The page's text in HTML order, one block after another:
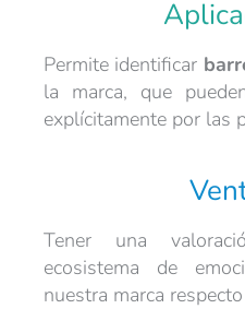
Permite identificar
la marca, que
explícitamente por las
Tener una
ecosistema de
nuestra marca